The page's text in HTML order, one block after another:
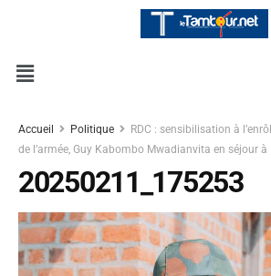
Accueil Politique
RDC : sensibilisation à
de l’armée, Guy Kabombo Mwadianvita en séjour
20250211_175253